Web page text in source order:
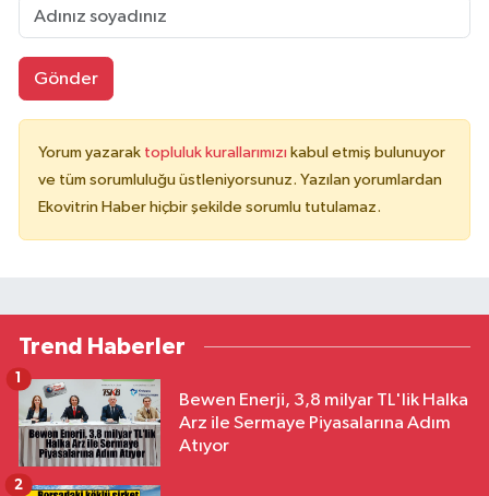
Gönder
Yorum yazarak topluluk kurallarımızı kabul etmiş bulunuyor
ve tüm sorumluluğu üstleniyorsunuz. Yazılan yorumlardan
Ekovitrin Haber hiçbir şekilde sorumlu tutulamaz.
Trend Haberler
Bewen Enerji, 3,8 milyar TL'lik Halka
Arz ile Sermaye Piyasalarına Adım
Atıyor
1
2